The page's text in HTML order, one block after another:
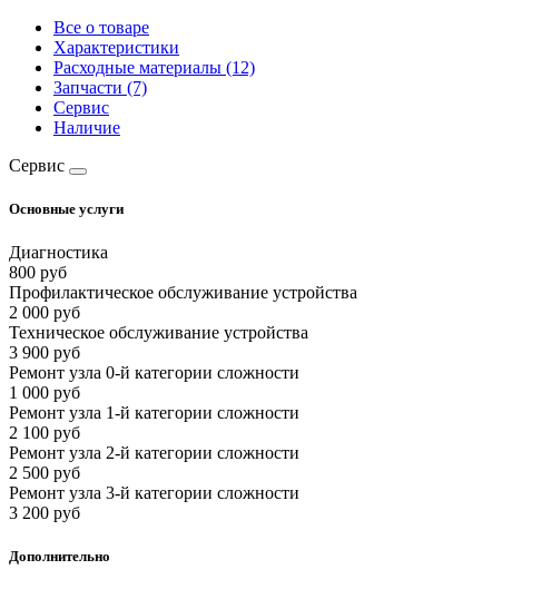
Все о товаре
Характеристики
Расходные материалы (12)
Запчасти (7)
Сервис
Наличие
Сервис
Основные услуги
Диагностика
800 руб
Профилактическое обслуживание устройства
2 000 руб
Техническое обслуживание устройства
3 900 руб
Ремонт узла 0-й категории сложности
1 000 руб
Ремонт узла 1-й категории сложности
2 100 руб
Ремонт узла 2-й категории сложности
2 500 руб
Ремонт узла 3-й категории сложности
3 200 руб
Дополнительно